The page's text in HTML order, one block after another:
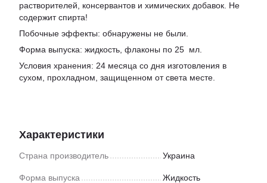
растворителей, консервантов и химических добавок. Не
содержит спирта!
Побочные эффекты: обнаружены не были.
Форма выпуска: жидкость, флаконы по 25 мл.
Условия хранения: 24 месяца со дня изготовления в
сухом, прохладном, защищенном от света месте.
Характеристики
Страна производитель Украина
Форма выпуска Жидкость